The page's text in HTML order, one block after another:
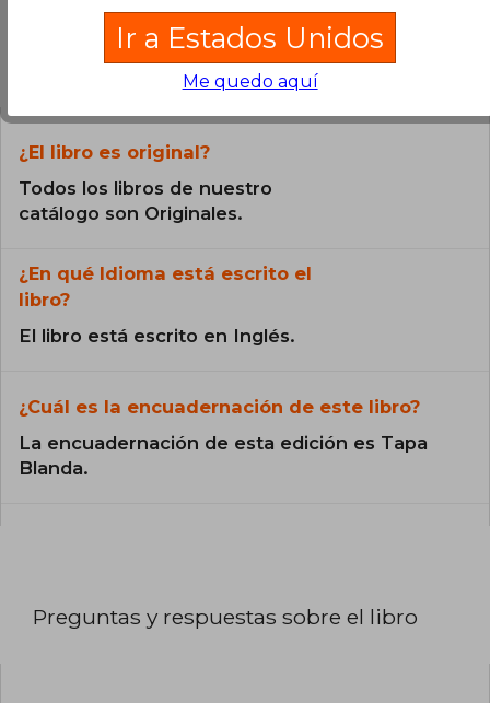
Preguntas frecuentes sobre el libro
¿El libro es original?
Todos los libros de nuestro
catálogo son Originales.
¿En qué Idioma está escrito el
libro?
El libro está escrito en Inglés.
¿Cuál es la encuadernación de este libro?
La encuadernación de esta edición es Tapa
Blanda.
Preguntas y respuestas sobre el libro
Ir a Estados Unidos
Me quedo aquí